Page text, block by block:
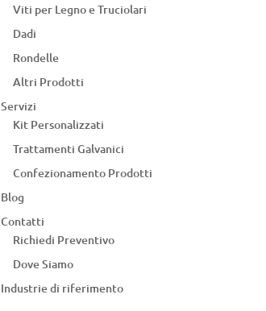
Viti per Legno e Truciolari
Dadi
Rondelle
Altri Prodotti
Servizi
Kit Personalizzati
Trattamenti Galvanici
Confezionamento Prodotti
Blog
Contatti
Richiedi Preventivo
Dove Siamo
Industrie di riferimento